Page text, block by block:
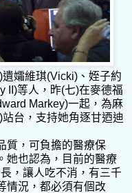
孀維琪(Vicki)、姪子約
II)等人，昨(七)在麥德福
Markey)一起，為麻
台，支持她角逐甘迺迪
質，可負擔的醫療保
她也認為，目前的醫療
，讓人吃不消，有三千
情況，都必須有個改